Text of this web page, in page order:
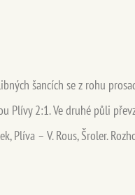
šancích se z rohu
Plívy 2:1. Ve druhé půli
Plíva – V. Rous, Šroler.